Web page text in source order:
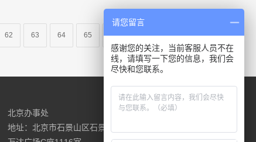
62 63 64 65 ... 下一页 尾页
北京办事处
地址：北京市石景山区石景山路18号
请联系我们
请您留言
感谢您的关注，当前客服人员不在
线，请填写一下您的信息，我们会
尽快和您联系。